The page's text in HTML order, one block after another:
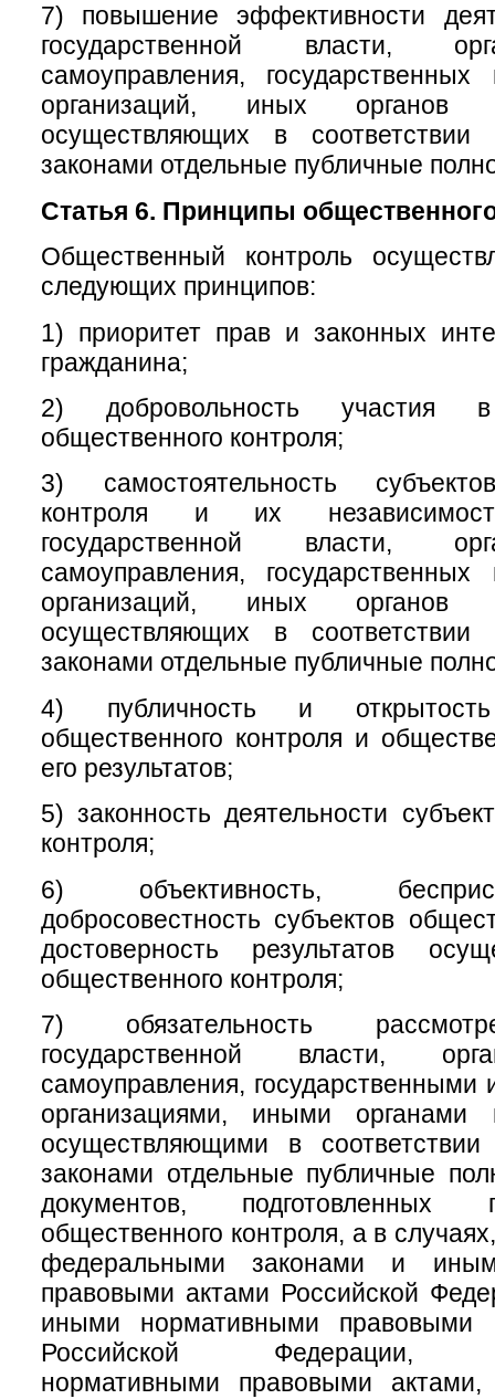
7) повышение эффективности
государственной власти,
самоуправления,
организаций, иных органов
осуществляющих в
законами отдельные публичные
Статья 6. Принципы
Общественный контроль
следующих принципов:
1) приоритет прав и законных
гражданина;
2) добровольность участия в
общественного контроля;
3) самостоятельность
контроля и их
государственной власти,
самоуправления,
организаций, иных органов
осуществляющих в
законами отдельные публичные
4) публичность и открытость
общественного контроля и
его результатов;
5) законность деятельности
контроля;
6) объективность,
добросовестность субъектов
достоверность результатов
общественного контроля;
7) обязательность
государственной власти,
самоуправления,
организациями, иными органами
осуществляющими в
законами отдельные публичные
документов, подготовленных
общественного контроля, а в
федеральными законами и
правовыми актами Российской
иными нормативными правовыми
Российской Федерации,
нормативными правовыми